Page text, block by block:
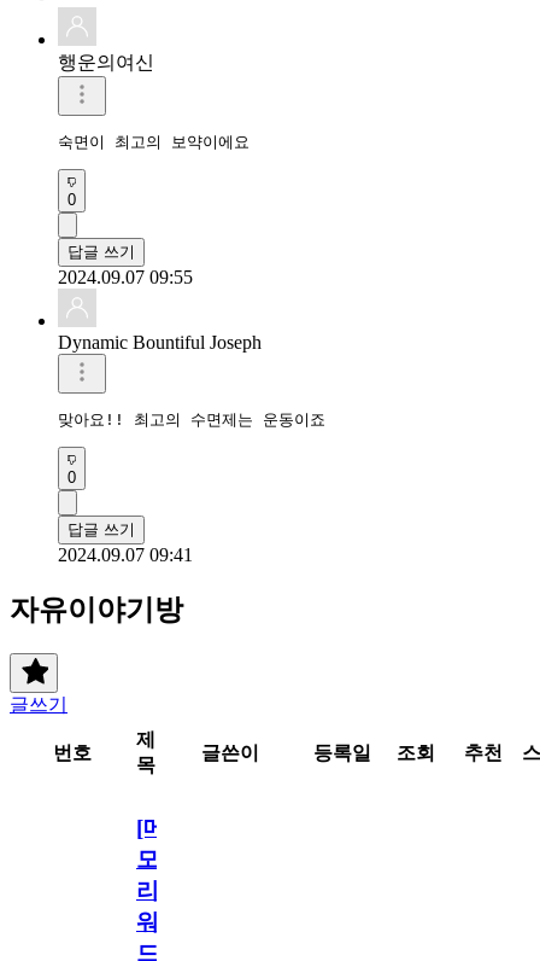
행운의여신
숙면이 최고의 보약이에요
0
답글 쓰기
2024.09.07 09:55
Dynamic Bountiful Joseph
맞아요!! 최고의 수면제는 운동이죠
0
답글 쓰기
2024.09.07 09:41
자유이야기방
글쓰기
번호
제
목
글쓴이 등록일 조회 추천
[메
모
리
워
드